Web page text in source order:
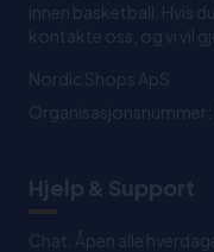
innen basketball. Hvis
kontakte oss, og vi vil
Nordic Shops ApS
Organisasjonsnummer:
Hjelp & Support
Chat: Åpen alle